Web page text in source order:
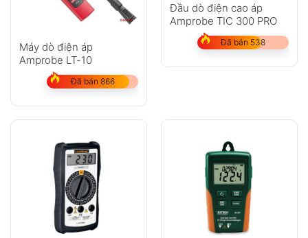
Máy dò điện áp
Amprobe LT-10
Đã bán 866
Đầu dò điện cao áp
Amprobe TIC 300 PRO
Đã bán 538